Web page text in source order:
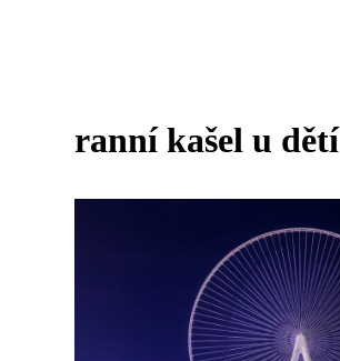
ranní kašel u dětí